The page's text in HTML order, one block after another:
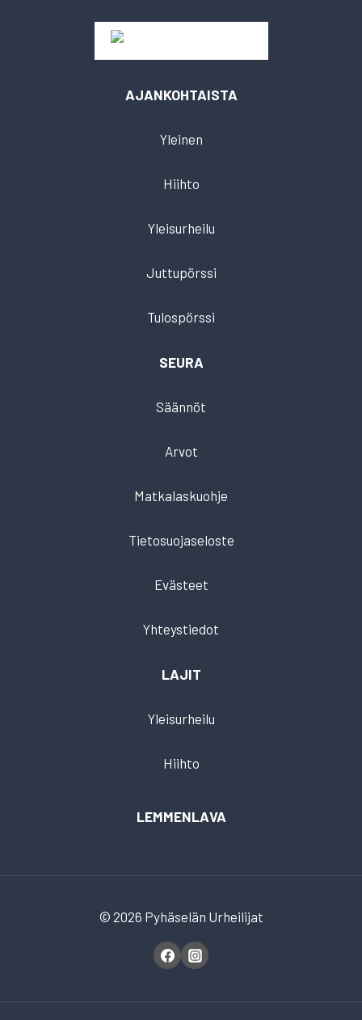
AJANKOHTAISTA
Yleinen
Hiihto
Yleisurheilu
Juttupörssi
Tulospörssi
SEURA
Säännöt
Arvot
Matkalaskuohje
Tietosuojaseloste
Evästeet
Yhteystiedot
LAJIT
Yleisurheilu
Hiihto
LEMMENLAVA
© 2026 Pyhäselän Urheilijat